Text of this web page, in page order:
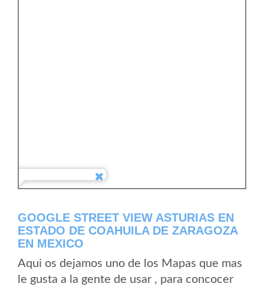
GOOGLE STREET VIEW ASTURIAS EN
ESTADO DE COAHUILA DE ZARAGOZA
EN MEXICO
Aqui os dejamos uno de los Mapas que mas
le gusta a la gente de usar , para concocer